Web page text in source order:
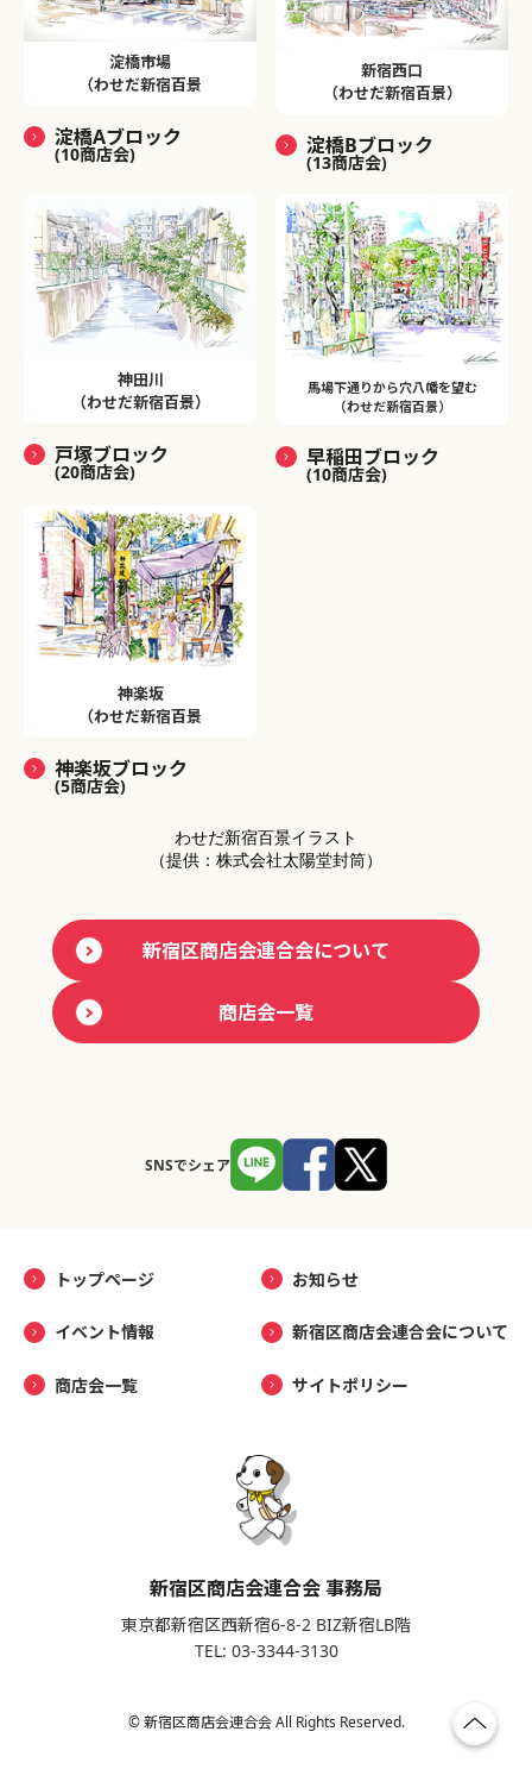
淀橋市場
（わせだ新宿百景
淀橋Aブロック
(10商店会)
新宿西口
（わせだ新宿百景）
淀橋Bブロック
(13商店会)
神田川
（わせだ新宿百景）
戸塚ブロック
(20商店会)
馬場下通りから穴八幡を望む
（わせだ新宿百景）
早稲田ブロック
(10商店会)
神楽坂
（わせだ新宿百景
神楽坂ブロック
(5商店会)
わせだ新宿百景イラスト
（提供：株式会社太陽堂封筒）
新宿区商店会連合会について
商店会一覧
SNSでシェア
トップページ お知らせ
イベント情報 新宿区商店会連合会について
商店会一覧 サイトポリシー
新宿区商店会連合会 事務局
東京都新宿区西新宿6-8-2 BIZ新宿LB階
TEL: 03-3344-3130
© 新宿区商店会連合会 All Rights Reserved.